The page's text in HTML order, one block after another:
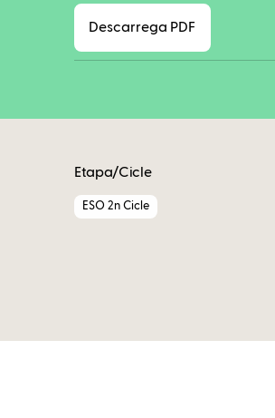
Descarrega PDF
Etapa/Cicle
ESO 2n Cicle